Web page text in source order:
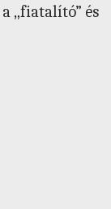
„fiatalító” és